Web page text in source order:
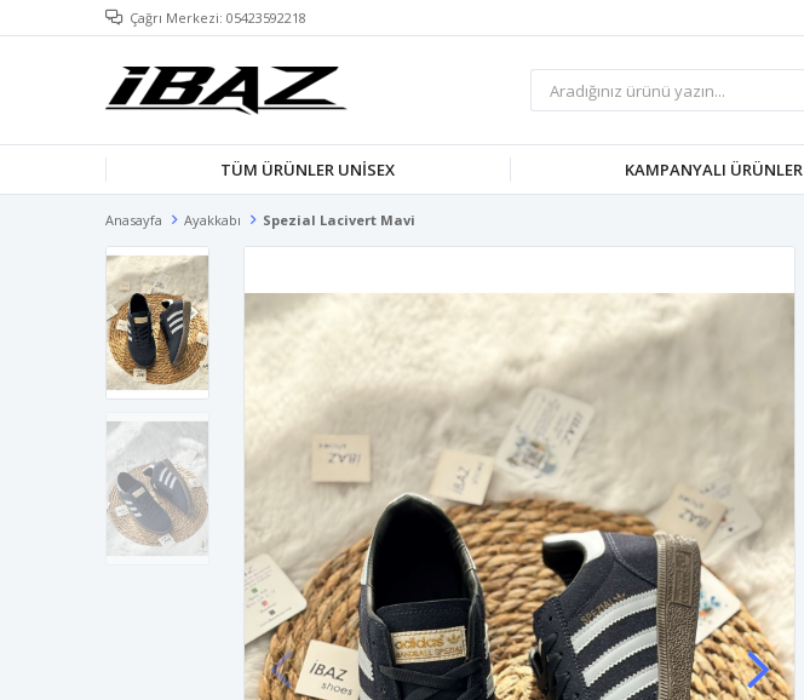
Çağrı Merkezi: 05423592218
TÜM ÜRÜNLER UNISEX KAMPANYALI ÜRÜNLER
Anasayfa Ayakkabı Spezial Lacivert Mavi